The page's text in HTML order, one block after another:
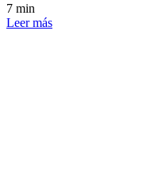
7 min
Leer más